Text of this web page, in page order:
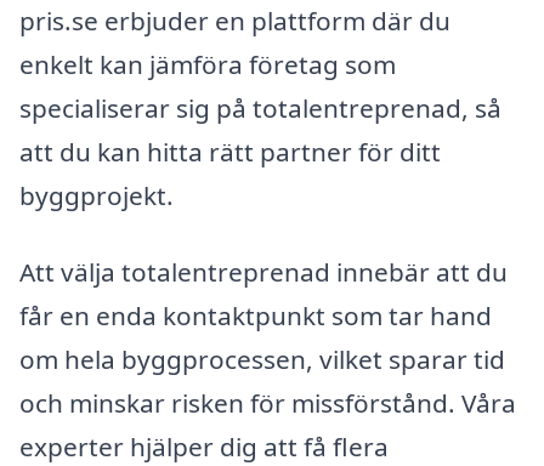
pris.se erbjuder en plattform där du
enkelt kan jämföra företag som
specialiserar sig på totalentreprenad, så
att du kan hitta rätt partner för ditt
byggprojekt.
Att välja totalentreprenad innebär att du
får en enda kontaktpunkt som tar hand
om hela byggprocessen, vilket sparar tid
och minskar risken för missförstånd. Våra
experter hjälper dig att få flera